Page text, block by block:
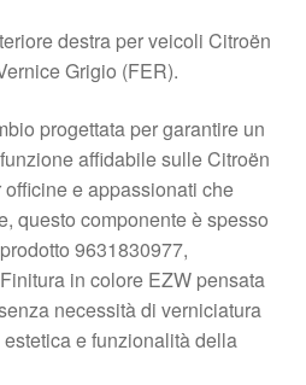
destra per veicoli Citroën
Grigio (FER).
progettata per garantire un
affidabile sulle Citroën
e appassionati che
questo componente è spesso
9631830977,
in colore EZW pensata
necessità di verniciatura
e funzionalità della